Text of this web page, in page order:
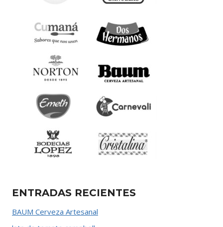
ENTRADAS RECIENTES
BAUM Cerveza Artesanal